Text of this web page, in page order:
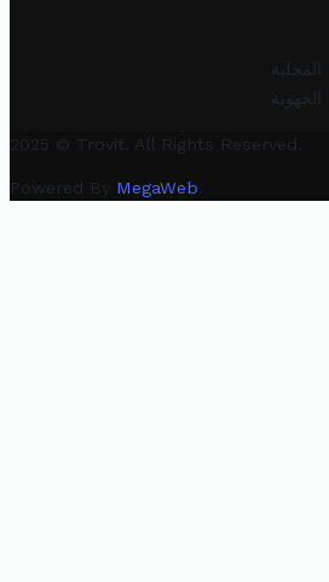
2025 © Trovit. All Rights Reserved.
Powered By MegaWeb